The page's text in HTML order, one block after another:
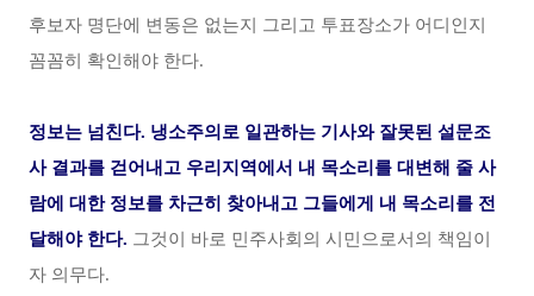
후보자 명단에 변동은 없는지 그리고 투표장소가 어디인지
꼼꼼히 확인해야 한다.
정보는 넘친다. 냉소주의로 일관하는 기사와 잘못된 설문조
사 결과를 걷어내고 우리지역에서 내 목소리를 대변해 줄 사
람에 대한 정보를 차근히 찾아내고 그들에게 내 목소리를 전
달해야 한다. 그것이 바로 민주사회의 시민으로서의 책임이
자 의무다.